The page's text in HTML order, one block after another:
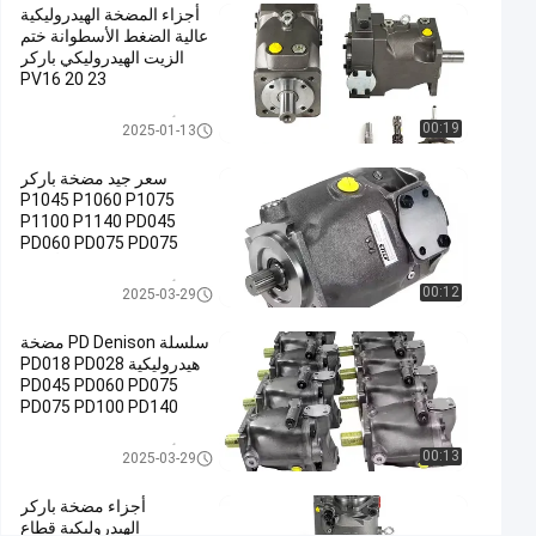
ملحقات المضخات
الهيدروليكية,معدات
المضخات
الهيدروليكية,قطع
غيار المضخات
الهيدروليكية
Hydraulic
Pump
Fittings
#
Spare
Parts
00:19
أجزاء المضخة الهيدروليكية
عالية الضغط الأسطوانة ختم
الزيت الهيدروليكي باركر
PV16 20 23
أجزاء المضخة الهيدروليكية
2025-01-13
00:12
سعر جيد مضخة باركر
P1045 P1060 P1075
P1100 P1140 PD045
PD060 PD075 PD075
باركر هيدروليكية
أجزاء المضخة الهيدروليكية
2025-03-29
00:13
سلسلة PD Denison مضخة
هيدروليكية PD018 PD028
PD045 PD060 PD075
PD075 PD100 PD140
أجزاء المضخة الهيدروليكية
2025-03-29
أجزاء مضخة باركر
الهيدروليكية قطاع